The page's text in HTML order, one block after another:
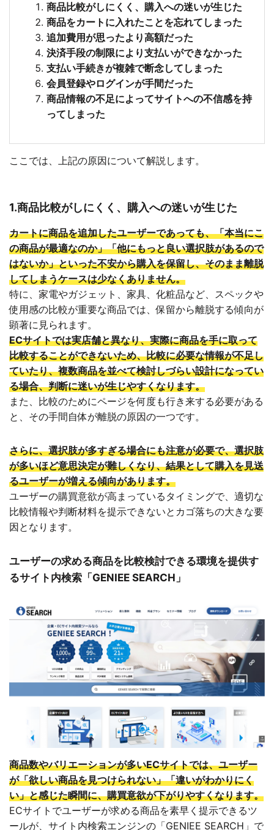
商品比較がしにくく、購入への迷いが生じた
商品をカートに入れたことを忘れてしまった
追加費用が思ったより高額だった
決済手段の制限により支払いができなかった
支払い手続きが複雑で断念してしまった
会員登録やログインが手間だった
商品情報の不足によってサイトへの不信感を持
ってしまった
ここでは、上記の原因について解説します。
1.商品比較がしにくく、購入への迷いが生じた
カートに商品を追加したユーザーであっても、「本当にこ
の商品が最適なのか」「他にもっと良い選択肢があるので
はないか」といった不安から購入を保留し、そのまま離脱
してしまうケースは少なくありません。
特に、家電やガジェット、家具、化粧品など、スペックや
使用感の比較が重要な商品では、保留から離脱する傾向が
顕著に見られます。
ECサイトでは実店舗と異なり、実際に商品を手に取って
比較することができないため、比較に必要な情報が不足し
ていたり、複数商品を並べて検討しづらい設計になってい
る場合、判断に迷いが生じやすくなります。
また、比較のためにページを何度も行き来する必要がある
と、その手間自体が離脱の原因の一つです。
さらに、選択肢が多すぎる場合にも注意が必要で、選択肢
が多いほど意思決定が難しくなり、結果として購入を見送
るユーザーが増える傾向があります。
ユーザーの購買意欲が高まっているタイミングで、適切な
比較情報や判断材料を提示できないとカゴ落ちの大きな要
因となります。
ユーザーの求める商品を比較検討できる環境を提供す
るサイト内検索「GENIEE SEARCH」
商品数やバリエーションが多いECサイトでは、ユーザー
が「欲しい商品を見つけられない」「違いがわかりにく
い」と感じた瞬間に、購買意欲が下がりやすくなります。
ECサイトでユーザーが求める商品を素早く提示できるツ
ールが、サイト内検索エンジンの「GENIEE SEARCH」で